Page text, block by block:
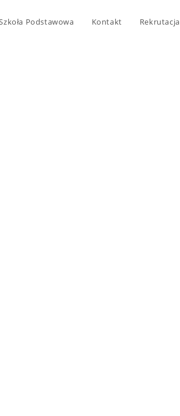
Podstawowa Kontakt Rekrutacja